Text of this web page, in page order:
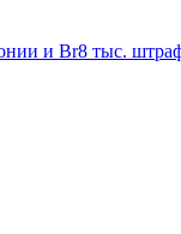
и Br8 тыс.